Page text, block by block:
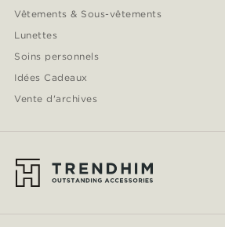
Vêtements & Sous-vêtements
Lunettes
Soins personnels
Idées Cadeaux
Vente d'archives